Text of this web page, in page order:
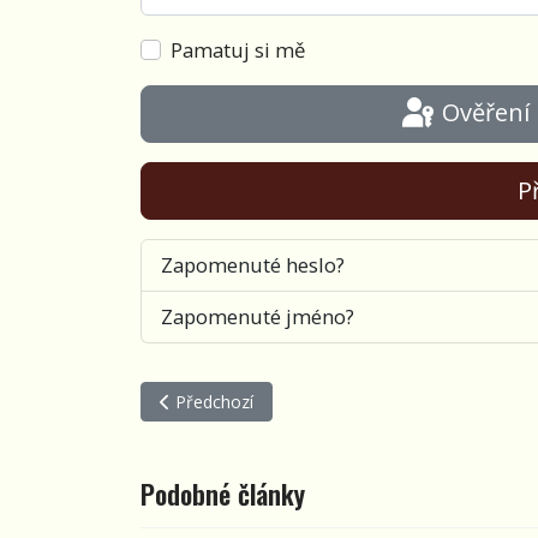
Pamatuj si mě
Zapomenuté heslo?
Zapomenuté jméno?
Předchozí článek: Večer S - pozvánka na lednový
Předchozí
Podobné články